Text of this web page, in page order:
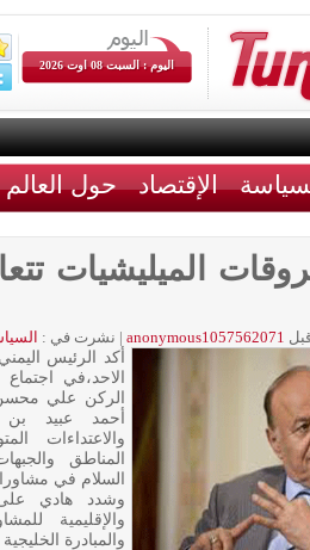
اليوم : السبت 08 اوت 2026
الإقتصاد حول العالم
الميليشيات
anonymous1057562071
| نشرت في :
أكد الرئيس
الاحد،في
الركن علي
أحمد عبيد بن
والاعتداءات
المناطق
السلام في
وشدد هادي على
والمبادرة